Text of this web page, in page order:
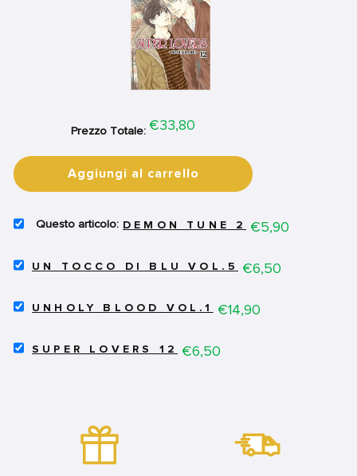
Prezzo Totale: Price
€33,80
Aggiungi al carrello
SELECT
2
DEMON TUNE 2 Price
€5,90
SELECT
DI
FOR
UN TOCCO DI BLU VOL.5 Price
€6,50
SELECT
VOL.1
UNHOLY BLOOD VOL.1 Price
€14,90
SELECT
SUPER LOVERS 12 Price
€6,50